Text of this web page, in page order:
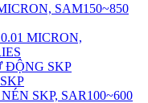
SAM150~850
MICRON,
ĐỘNG SKP
SKP, SAR100~600